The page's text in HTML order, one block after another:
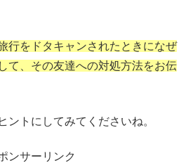
行をドタキャンされたときになぜ
て、その友達への対処方法をお伝
ントにしてみてくださいね。
ンサーリンク